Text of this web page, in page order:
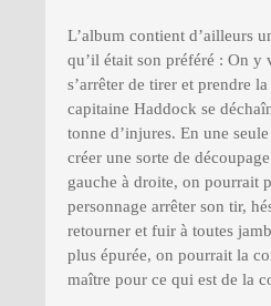
L’album contient d’ailleurs
qu’il était son préféré : On y
s’arrêter de tirer et prendre
capitaine Haddock se
tonne d’injures. En une
créer une sorte de
gauche à droite, on pourrait
personnage arrêter son tir,
retourner et fuir à toutes
plus épurée, on pourrait la
maître pour ce qui est de la